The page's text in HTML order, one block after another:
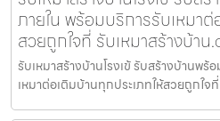
ภายใน พร้อมบริการรับเหมา
สวยถูกใจที่ รับเหมาสร้างบ้าน
รับเหมาสร้างบ้านโรงเข้ รับสร้างบ้านพ
เหมาต่อเติมบ้านทุกประเภทให้สวยถูกใจ